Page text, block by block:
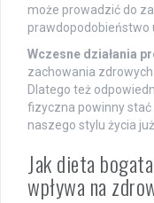
może prowadzić do
prawdopodobieństwo
Wczesne działania
zachowania
Dlatego też
fizyczna powinny stać
naszego stylu życia
Jak dieta
wpływa na